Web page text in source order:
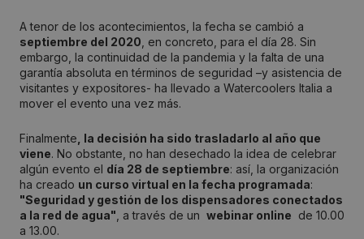
A tenor de los acontecimientos, la fecha se cambió a
septiembre del 2020 , en concreto, para el día 28. Sin
embargo, la continuidad de la pandemia y la falta de una
garantía absoluta en términos de seguridad –y asistencia de
visitantes y expositores- ha llevado a Watercoolers Italia a
mover el evento una vez más.
Finalmente , la decisión ha sido trasladarlo al año que
viene. No obstante, no han desechado la idea de celebrar
algún evento el día 28 de septiembre: así, la organización
ha creado un curso virtual en la fecha programada:
"Seguridad y gestión de los dispensadores conectados
a la red de agua" , a través de un webinar online de 10.00
a 13.00.